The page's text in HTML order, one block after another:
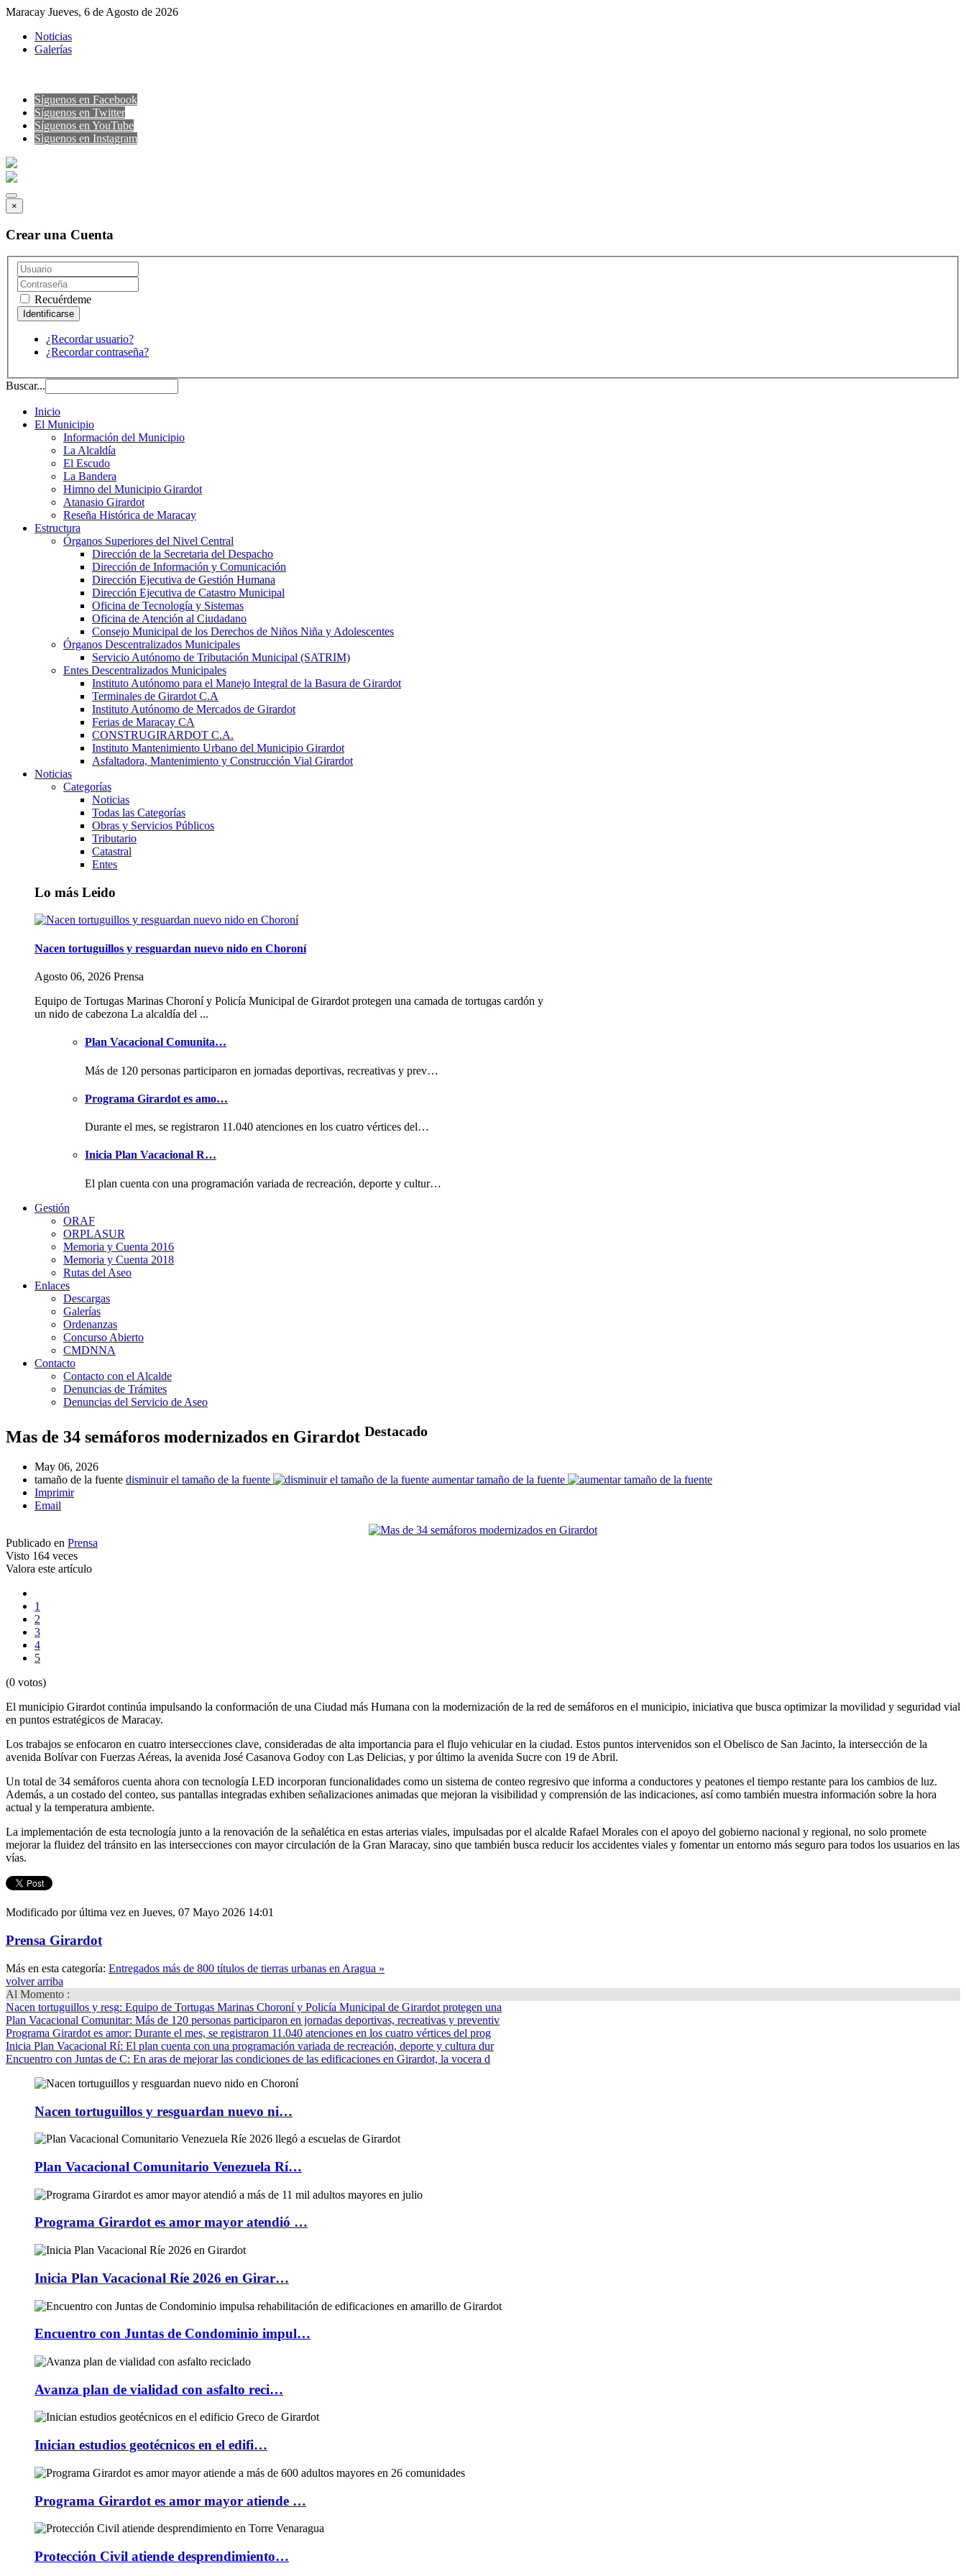
Maracay Jueves, 6 de Agosto de 2026
Noticias
Galerías
Síguenos en Facebook
Síguenos en Twitter
Síguenos en YouTube
Sìguenos en Instagram
×
Crear una Cuenta
Recuérdeme
¿Recordar usuario?
¿Recordar contraseña?
Buscar...
Inicio
El Municipio
Información del Municipio
La Alcaldía
El Escudo
La Bandera
Himno del Municipio Girardot
Atanasio Girardot
Reseña Histórica de Maracay
Estructura
Órganos Superiores del Nivel Central
Dirección de la Secretaria del Despacho
Dirección de Información y Comunicación
Dirección Ejecutiva de Gestión Humana
Dirección Ejecutiva de Catastro Municipal
Oficina de Tecnología y Sistemas
Oficina de Atención al Ciudadano
Consejo Municipal de los Derechos de Niños Niña y Adolescentes
Órganos Descentralizados Municipales
Servicio Autónomo de Tributación Municipal (SATRIM)
Entes Descentralizados Municipales
Instituto Autónomo para el Manejo Integral de la Basura de Girardot
Terminales de Girardot C.A
Instituto Autónomo de Mercados de Girardot
Ferias de Maracay CA
CONSTRUGIRARDOT C.A.
Instituto Mantenimiento Urbano del Municipio Girardot
Asfaltadora, Mantenimiento y Construcción Vial Girardot
Noticias
Categorías
Noticias
Todas las Categorías
Obras y Servicios Públicos
Tributario
Catastral
Entes
Lo más Leido
Nacen tortuguillos y resguardan nuevo nido en Choroní
Agosto 06, 2026 Prensa
Equipo de Tortugas Marinas Choroní y Policía Municipal de Girardot protegen una camada de tortugas cardón y
un nido de cabezona La alcaldía del ...
Plan Vacacional Comunita…
Más de 120 personas participaron en jornadas deportivas, recreativas y prev…
Programa Girardot es amo…
Durante el mes, se registraron 11.040 atenciones en los cuatro vértices del…
Inicia Plan Vacacional R…
El plan cuenta con una programación variada de recreación, deporte y cultur…
Gestión
ORAF
ORPLASUR
Memoria y Cuenta 2016
Memoria y Cuenta 2018
Rutas del Aseo
Enlaces
Descargas
Galerías
Ordenanzas
Concurso Abierto
CMDNNA
Contacto
Contacto con el Alcalde
Denuncias de Trámites
Denuncias del Servicio de Aseo
Mas de 34 semáforos modernizados en Girardot Destacado
May 06, 2026
tamaño de la fuente disminuir el tamaño de la fuente
aumentar tamaño de la fuente
Imprimir
Email
Publicado en Prensa
Visto 164 veces
Valora este artículo
1
2
3
4
5
(0 votos)
El municipio Girardot continúa impulsando la conformación de una Ciudad más Humana con la modernización de la red de semáforos en el municipio, iniciativa que busca optimizar la movilidad y seguridad vial
en puntos estratégicos de Maracay.
Los trabajos se enfocaron en cuatro intersecciones clave, consideradas de alta importancia para el flujo vehicular en la ciudad. Estos puntos intervenidos son el Obelisco de San Jacinto, la intersección de la
avenida Bolívar con Fuerzas Aéreas, la avenida José Casanova Godoy con Las Delicias, y por último la avenida Sucre con 19 de Abril.
Un total de 34 semáforos cuenta ahora con tecnología LED incorporan funcionalidades como un sistema de conteo regresivo que informa a conductores y peatones el tiempo restante para los cambios de luz.
Además, a un costado del conteo, sus pantallas integradas exhiben señalizaciones animadas que mejoran la visibilidad y comprensión de las indicaciones, así como también muestra información sobre la hora
actual y la temperatura ambiente.
La implementación de esta tecnología junto a la renovación de la señalética en estas arterias viales, impulsadas por el alcalde Rafael Morales con el apoyo del gobierno nacional y regional, no solo promete
mejorar la fluidez del tránsito en las intersecciones con mayor circulación de la Gran Maracay, sino que también busca reducir los accidentes viales y fomentar un entorno más seguro para todos los usuarios en las
vías.
Modificado por última vez en Jueves, 07 Mayo 2026 14:01
Prensa Girardot
Más en esta categoría: Entregados más de 800 títulos de tierras urbanas en Aragua »
volver arriba
Al Momento :
Nacen tortuguillos y resg: Equipo de Tortugas Marinas Choroní y Policía Municipal de Girardot protegen una
Plan Vacacional Comunitar: Más de 120 personas participaron en jornadas deportivas, recreativas y preventiv
Programa Girardot es amor: Durante el mes, se registraron 11.040 atenciones en los cuatro vértices del prog
Inicia Plan Vacacional Rí: El plan cuenta con una programación variada de recreación, deporte y cultura dur
Encuentro con Juntas de C: En aras de mejorar las condiciones de las edificaciones en Girardot, la vocera d
Nacen tortuguillos y resguardan nuevo ni…
Plan Vacacional Comunitario Venezuela Rí…
Programa Girardot es amor mayor atendió …
Inicia Plan Vacacional Ríe 2026 en Girar…
Encuentro con Juntas de Condominio impul…
Avanza plan de vialidad con asfalto reci…
Inician estudios geotécnicos en el edifi…
Programa Girardot es amor mayor atiende …
Protección Civil atiende desprendimiento…